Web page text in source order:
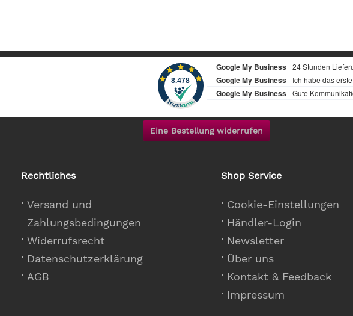
Eine Bestellung widerrufen
Rechtliches
Versand und
Zahlungsbedingungen
Widerrufsrecht
Datenschutzerklärung
AGB
Shop Service
Cookie-Einstellungen
Händler-Login
Newsletter
Über uns
Kontakt & Feedback
Impressum